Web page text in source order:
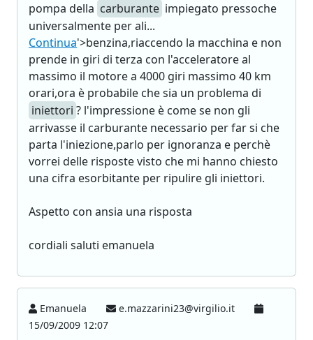
pompa della carburante impiegato pressoche
universalmente per ali...
Continua'>benzina,riaccendo la macchina e non
prende in giri di terza con l'acceleratore al
massimo il motore a 4000 giri massimo 40 km
orari,ora è probabile che sia un problema di
iniettori ? l'impressione è come se non gli
arrivasse il carburante necessario per far si che
parta l'iniezione,parlo per ignoranza e perchè
vorrei delle risposte visto che mi hanno chiesto
una cifra esorbitante per ripulire gli iniettori.
Aspetto con ansia una risposta
cordiali saluti emanuela
Emanuela
e.mazzarini23@virgilio.it
15/09/2009 12:07